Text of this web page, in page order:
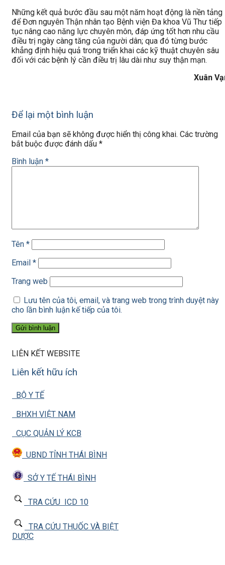
Những kết quả bước đầu sau một năm hoạt động là nền tảng
để Đơn nguyên Thận nhân tạo Bệnh viện Đa khoa Vũ Thư tiếp
tục nâng cao năng lực chuyên môn, đáp ứng tốt hơn nhu cầu
điều trị ngày càng tăng của người dân; qua đó từng bước
khẳng định hiệu quả trong triển khai các kỹ thuật chuyên sâu
đối với các bệnh lý cần điều trị lâu dài như suy thận mạn.
Xuân
Để lại một bình luận
Email của bạn sẽ không được hiển thị công khai. Các trường
bắt buộc được đánh dấu *
Bình luận *
Tên *
Email *
Trang web
Lưu tên của tôi, email, và trang web trong trình duyệt này
cho lần bình luận kế tiếp của tôi.
LIÊN KẾT WEBSITE
Liên kết hữu ích
BỘ Y TẾ
BHXH VIỆT NAM
CỤC QUẢN LÝ KCB
UBND TỈNH THÁI BÌNH
SỞ Y TẾ THÁI BÌNH
TRA CỨU ICD 10
TRA CỨU THUỐC VÀ BIỆT
DƯỢC